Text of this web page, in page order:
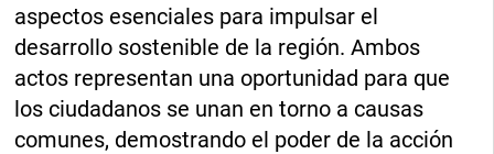
aspectos esenciales para impulsar el
desarrollo sostenible de la región. Ambos
actos representan una oportunidad para que
los ciudadanos se unan en torno a causas
comunes, demostrando el poder de la acción